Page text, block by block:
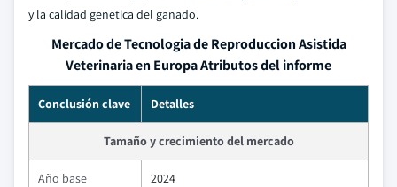
y la calidad genetica del ganado.
Mercado de Tecnologia de Reproduccion Asistida
Veterinaria en Europa Atributos del informe
Conclusión clave Detalles
Tamaño y crecimiento del mercado
Año base 2024